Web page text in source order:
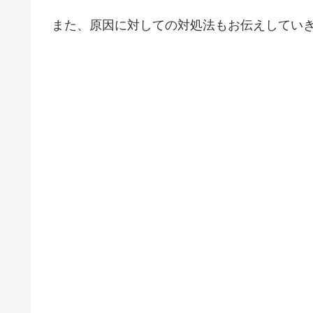
また、原因に対しての対処法もお伝えしてい